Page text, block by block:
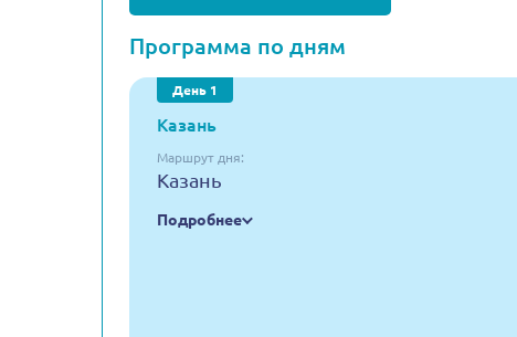
Программа по дням
День 1
Казань
Маршрут дня:
Казань
Подробнее